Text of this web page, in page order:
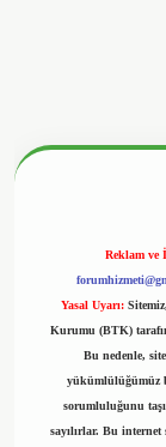
Reklam ve
Yasal Uyarı:
Kurumu (BTK)
Bu nedenle,
yükümlülüğümüz
sorumluluğunu
sayılırlar. Bu